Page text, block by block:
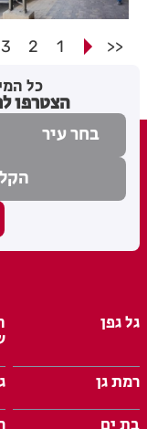
<<
1
2
3
כל
הצטרפו
גל גפן
רמת גן